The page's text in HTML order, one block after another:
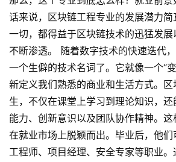
话来说，区块链工程专业的发展潜力
一切，都得益于区块链技术的迅猛发
不断渗透。 随着数字技术的快速迭代
一个生僻的技术名词了。它就像一个“
新定义我们熟悉的商业和生活方式。
生，不仅在课堂上学习到理论知识，
能力、创新意识以及团队协作精神。
在就业市场上脱颖而出。毕业后，他
工程师、项目经理、安全专家等职业